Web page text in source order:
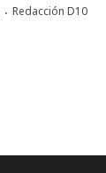
· Redacción D10